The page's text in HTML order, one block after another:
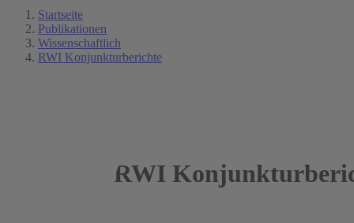
Startseite
Publikationen
Wissenschaftlich
RWI Konjunkturberichte
RWI